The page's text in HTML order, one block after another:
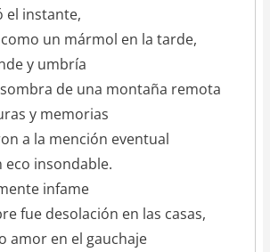
el instante,
un mármol en la tarde,
y umbría
de una montaña remota
y memorias
a la mención eventual
eco insondable.
infame
fue desolación en las casas,
amor en el gauchaje